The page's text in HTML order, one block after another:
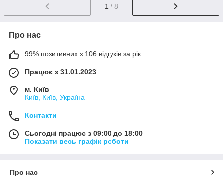
1 / 8
Про нас
99% позитивних з 106 відгуків за рік
Працює з 31.01.2023
м. Київ
Київ, Київ, Україна
Контакти
Сьогодні працює з 09:00 до 18:00
Показати весь графік роботи
Про нас